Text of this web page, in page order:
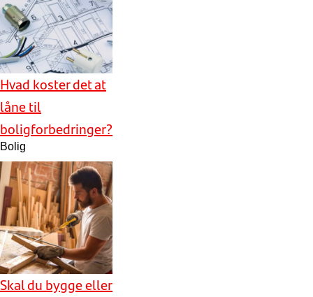
Hvad koster det at
låne til
boligforbedringer?
Bolig
Skal du bygge eller